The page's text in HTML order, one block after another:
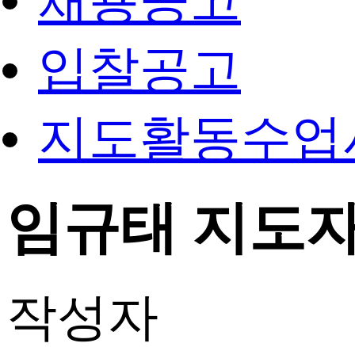
입찰공고
지도활동수
임규태 지도
작성자